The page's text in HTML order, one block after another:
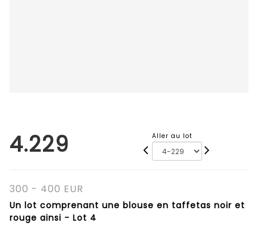
4.229 Aller au lot
300 - 400 EUR
Un lot comprenant une blouse en taffetas noir et
rouge ainsi - Lot 4